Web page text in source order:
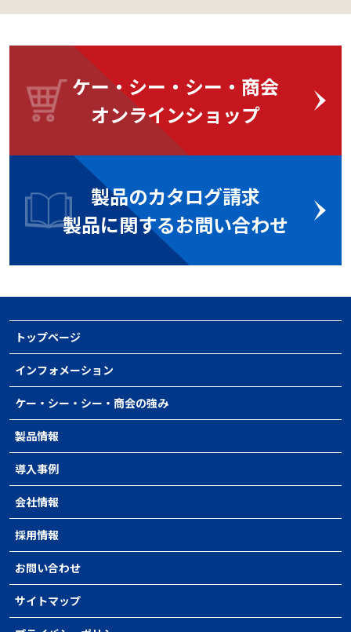
ケー・シー・シー・商会
オンラインショップ
製品のカタログ請求
製品に関するお問い合わせ
トップページ
インフォメーション
ケー・シー・シー・商会の強み
製品情報
導入事例
会社情報
採用情報
お問い合わせ
サイトマップ